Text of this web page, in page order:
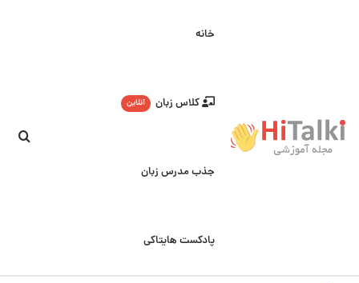
خانه
کلاس زبان آنلاین
جذب مدرس زبان
پادکست هایتاکی